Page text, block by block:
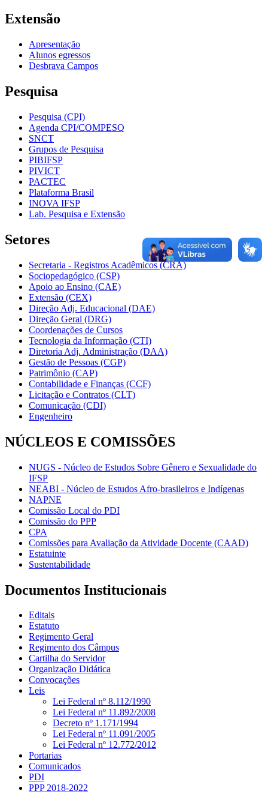
Extensão
Apresentação
Alunos egressos
Desbrava Campos
Pesquisa
Pesquisa (CPI)
Agenda CPI/COMPESQ
SNCT
Grupos de Pesquisa
PIBIFSP
PIVICT
PACTEC
Plataforma Brasil
INOVA IFSP
Lab. Pesquisa e Extensão
Setores
Secretaria - Registros Acadêmicos (CRA)
Sociopedagógico (CSP)
Apoio ao Ensino (CAE)
Extensão (CEX)
Direção Adj. Educacional (DAE)
Direção Geral (DRG)
Coordenações de Cursos
Tecnologia da Informação (CTI)
Diretoria Adj. Administração (DAA)
Gestão de Pessoas (CGP)
Patrimônio (CAP)
Contabilidade e Finanças (CCF)
Licitação e Contratos (CLT)
Comunicação (CDI)
Engenheiro
NÚCLEOS E COMISSÕES
NUGS - Núcleo de Estudos Sobre Gênero e Sexualidade do
IFSP
NEABI - Núcleo de Estudos Afro-brasileiros e Indígenas
NAPNE
Comissão Local do PDI
Comissão do PPP
CPA
Comissões para Avaliação da Atividade Docente (CAAD)
Estatuinte
Sustentabilidade
Documentos Institucionais
Editais
Estatuto
Regimento Geral
Regimento dos Câmpus
Cartilha do Servidor
Organização Didática
Convocações
Leis
Lei Federal nº 8.112/1990
Lei Federal nº 11.892/2008
Decreto nº 1.171/1994
Lei Federal nº 11.091/2005
Lei Federal nº 12.772/2012
Portarias
Comunicados
PDI
PPP 2018-2022